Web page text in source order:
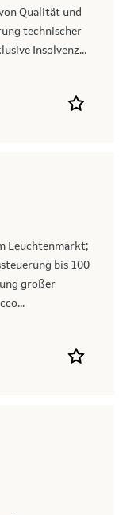
Qualität und
technischer
Insolvenz...
Leuchtenmarkt;
bis 100
großer